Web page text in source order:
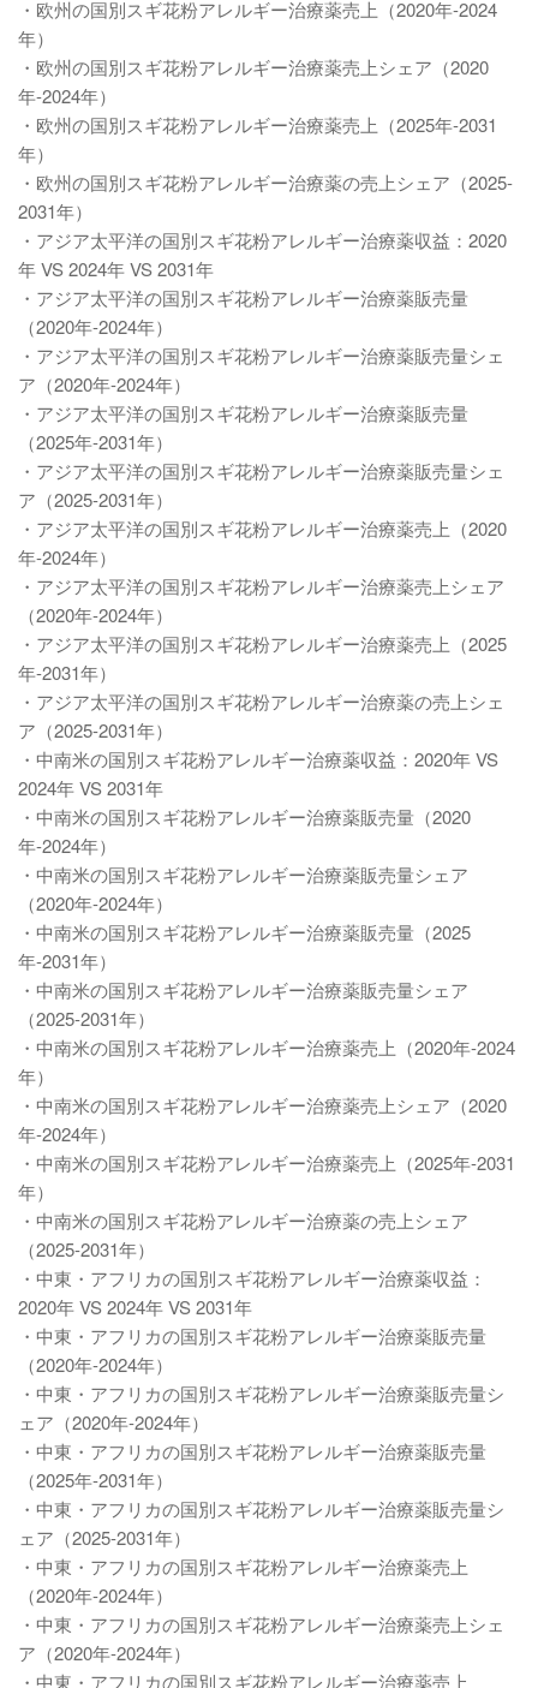
・欧州の国別スギ花粉アレルギー治療薬売上（2020年-2024
年）
・欧州の国別スギ花粉アレルギー治療薬売上シェア（2020
年-2024年）
・欧州の国別スギ花粉アレルギー治療薬売上（2025年-2031
年）
・欧州の国別スギ花粉アレルギー治療薬の売上シェア（2025-
2031年）
・アジア太平洋の国別スギ花粉アレルギー治療薬収益：2020
年 VS 2024年 VS 2031年
・アジア太平洋の国別スギ花粉アレルギー治療薬販売量
（2020年-2024年）
・アジア太平洋の国別スギ花粉アレルギー治療薬販売量シェ
ア（2020年-2024年）
・アジア太平洋の国別スギ花粉アレルギー治療薬販売量
（2025年-2031年）
・アジア太平洋の国別スギ花粉アレルギー治療薬販売量シェ
ア（2025-2031年）
・アジア太平洋の国別スギ花粉アレルギー治療薬売上（2020
年-2024年）
・アジア太平洋の国別スギ花粉アレルギー治療薬売上シェア
（2020年-2024年）
・アジア太平洋の国別スギ花粉アレルギー治療薬売上（2025
年-2031年）
・アジア太平洋の国別スギ花粉アレルギー治療薬の売上シェ
ア（2025-2031年）
・中南米の国別スギ花粉アレルギー治療薬収益：2020年 VS
2024年 VS 2031年
・中南米の国別スギ花粉アレルギー治療薬販売量（2020
年-2024年）
・中南米の国別スギ花粉アレルギー治療薬販売量シェア
（2020年-2024年）
・中南米の国別スギ花粉アレルギー治療薬販売量（2025
年-2031年）
・中南米の国別スギ花粉アレルギー治療薬販売量シェア
（2025-2031年）
・中南米の国別スギ花粉アレルギー治療薬売上（2020年-2024
年）
・中南米の国別スギ花粉アレルギー治療薬売上シェア（2020
年-2024年）
・中南米の国別スギ花粉アレルギー治療薬売上（2025年-2031
年）
・中南米の国別スギ花粉アレルギー治療薬の売上シェア
（2025-2031年）
・中東・アフリカの国別スギ花粉アレルギー治療薬収益：
2020年 VS 2024年 VS 2031年
・中東・アフリカの国別スギ花粉アレルギー治療薬販売量
（2020年-2024年）
・中東・アフリカの国別スギ花粉アレルギー治療薬販売量シ
ェア（2020年-2024年）
・中東・アフリカの国別スギ花粉アレルギー治療薬販売量
（2025年-2031年）
・中東・アフリカの国別スギ花粉アレルギー治療薬販売量シ
ェア（2025-2031年）
・中東・アフリカの国別スギ花粉アレルギー治療薬売上
（2020年-2024年）
・中東・アフリカの国別スギ花粉アレルギー治療薬売上シェ
ア（2020年-2024年）
・中東・アフリカの国別スギ花粉アレルギー治療薬売上